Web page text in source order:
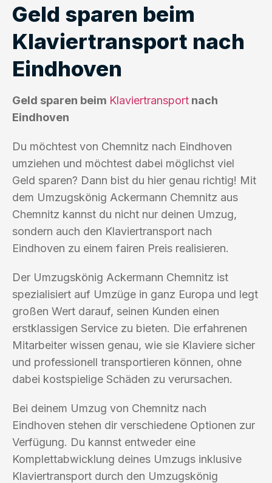
Geld sparen beim
Klaviertransport nach
Eindhoven
Geld sparen beim Klaviertransport nach
Eindhoven
Du möchtest von Chemnitz nach Eindhoven
umziehen und möchtest dabei möglichst viel
Geld sparen? Dann bist du hier genau richtig! Mit
dem Umzugskönig Ackermann Chemnitz aus
Chemnitz kannst du nicht nur deinen Umzug,
sondern auch den Klaviertransport nach
Eindhoven zu einem fairen Preis realisieren.
Der Umzugskönig Ackermann Chemnitz ist
spezialisiert auf Umzüge in ganz Europa und legt
großen Wert darauf, seinen Kunden einen
erstklassigen Service zu bieten. Die erfahrenen
Mitarbeiter wissen genau, wie sie Klaviere sicher
und professionell transportieren können, ohne
dabei kostspielige Schäden zu verursachen.
Bei deinem Umzug von Chemnitz nach
Eindhoven stehen dir verschiedene Optionen zur
Verfügung. Du kannst entweder eine
Komplettabwicklung deines Umzugs inklusive
Klaviertransport durch den Umzugskönig